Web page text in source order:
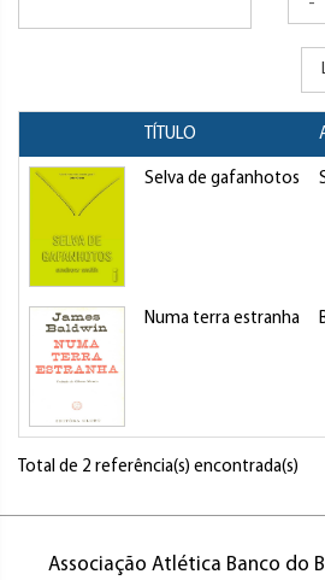
TÍTULO
Selva de gafanhotos
Numa terra estranha
Total de 2 referência(s) encontrada(s)
Associação Atlética Banco do